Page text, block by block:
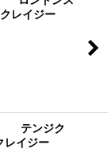
レイジー
テンジク
イジー